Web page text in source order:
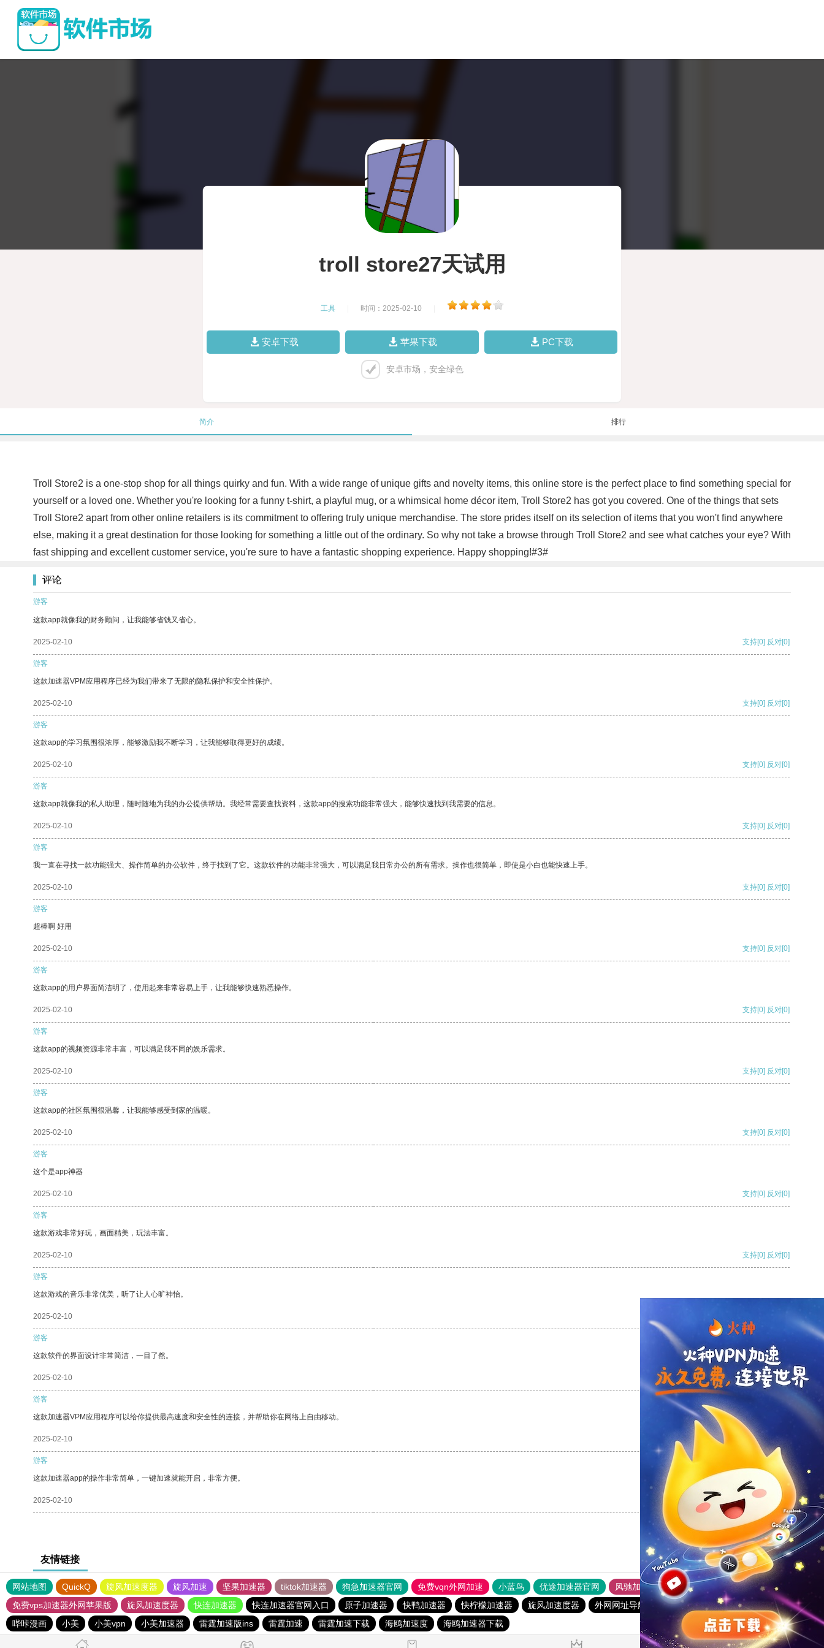
troll store27天试用
工具 时间：2025-02-10
安卓下载 苹果下载 PC下载
安卓市场，安全绿色
简介 排行
Troll Store2 is a one-stop shop for all things quirky and fun. With a wide range of unique gifts and novelty items, this online store is the perfect place to find something special for
yourself or a loved one. Whether you're looking for a funny t-shirt, a playful mug, or a whimsical home décor item, Troll Store2 has got you covered. One of the things that sets
Troll Store2 apart from other online retailers is its commitment to offering truly unique merchandise. The store prides itself on its selection of items that you won't find anywhere
else, making it a great destination for those looking for something a little out of the ordinary. So why not take a browse through Troll Store2 and see what catches your eye? With
fast shipping and excellent customer service, you're sure to have a fantastic shopping experience. Happy shopping!#3#
评论
游客
这款app就像我的财务顾问，让我能够省钱又省心。
2025-02-10 支持[0] 反对[0]
游客
这款加速器VPM应用程序已经为我们带来了无限的隐私保护和安全性保护。
2025-02-10 支持[0] 反对[0]
游客
这款app的学习氛围很浓厚，能够激励我不断学习，让我能够取得更好的成绩。
2025-02-10 支持[0] 反对[0]
游客
这款app就像我的私人助理，随时随地为我的办公提供帮助。我经常需要查找资料，这款app的搜索功能非常强大，能够快速找到我需要的信息。
2025-02-10 支持[0] 反对[0]
游客
我一直在寻找一款功能强大、操作简单的办公软件，终于找到了它。这款软件的功能非常强大，可以满足我日常办公的所有需求。操作也很简单，即使是小白也能快速上手。
2025-02-10 支持[0] 反对[0]
游客
超棒啊 好用
2025-02-10 支持[0] 反对[0]
游客
这款app的用户界面简洁明了，使用起来非常容易上手，让我能够快速熟悉操作。
2025-02-10 支持[0] 反对[0]
游客
这款app的视频资源非常丰富，可以满足我不同的娱乐需求。
2025-02-10 支持[0] 反对[0]
游客
这款app的社区氛围很温馨，让我能够感受到家的温暖。
2025-02-10 支持[0] 反对[0]
游客
这个是app神器
2025-02-10 支持[0] 反对[0]
游客
这款游戏非常好玩，画面精美，玩法丰富。
2025-02-10 支持[0] 反对[0]
游客
这款游戏的音乐非常优美，听了让人心旷神怡。
2025-02-10
游客
这款软件的界面设计非常简洁，一目了然。
2025-02-10 支持 [0] 反对[0]
游客
这款加速器VPM应用程序可以给你提供最高速度和安全性的连接，并帮助你在网络上自由移动。
2025-02-10 支持[0] 反对
游客
这款加速器app的操作非常简单，一键加速就能开启，非常方便。
2025-02-10 支持[0] 反对[0]
友情链接
网站地图 QuickQ 旋风加速度器 旋风加速 坚果加速器 tiktok加速器 狗急加速器官网 免费vqn外网加速 小蓝鸟 优途加速器官网 风驰加速器
旋风加速器
免费vps加速器外网苹果版
旋风加速度器 快连加速器 快连加速器官网入口 原子加速器 快鸭加速器 快柠檬加速器 旋风加速度器 外网网址导航 软件中心 雷霆加速
狂飙加速器
哔咔漫画
小美 小美vpn 小美加速器 雷霆加速版ins 雷霆加速 雷霆加速下载 海鸥加速度 海鸥加速器下载